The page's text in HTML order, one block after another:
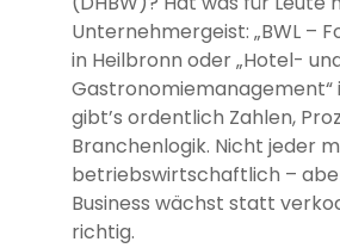
Unternehmergeist: „BWL –
in Heilbronn oder „Hotel-
Gastronomiemanagement“
gibt’s ordentlich Zahlen,
Branchenlogik. Nicht jeder
betriebswirtschaftlich –
Business wächst statt
richtig.